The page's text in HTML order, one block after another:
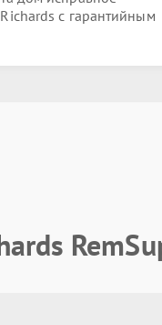
с гарантийным